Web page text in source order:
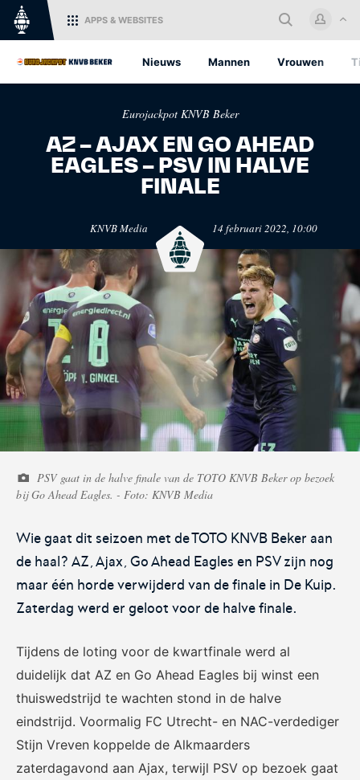
Log in met je KNVB Account of
maak een nieuw KNVB Account
aan.
Inloggen
Registreren
APPS & WEBSITES
Nieuws Mannen Vrouwen
ondersteuning van het
Nederlandse voetbal.
Het officiële kanaal van de
KNVB voor alle Oranjefans.
Voetbal.nl
Hét platform voor
amateurvoetballend
Eurojackpot KNVB
Beker
Voor het laatste nieuws,
uitslagen en programma van
Eurojackpot Vrouwen
Eredivisie
Het officiële kanaal van de
Eurojackpot Vrouwen
Eredivisie met het laatste
nieuws, programma,
KNVB Expertise
Kennis- en innovatiecentrum
voor Betaald Voetbal.
Eurojackpot KNVB Beker
AZ – AJAX EN GO AHEAD
EAGLES – PSV IN HALVE
FINALE
KNVB Media 14 februari 2022, 10:00
PSV gaat in de halve finale van de TOTO KNVB Beker op bezoek
bij Go Ahead Eagles. - Foto: KNVB Media
Wie gaat dit seizoen met de TOTO KNVB Beker aan
de haal? AZ, Ajax, Go Ahead Eagles en PSV zijn nog
maar één horde verwijderd van de finale in De Kuip.
Zaterdag werd er geloot voor de halve finale.
Tijdens de loting voor de kwartfinale werd al
duidelijk dat AZ en Go Ahead Eagles bij winst een
thuiswedstrijd te wachten stond in de halve
eindstrijd. Voormalig FC Utrecht- en NAC-verdediger
Stijn Vreven koppelde de Alkmaarders
zaterdagavond aan Ajax, terwijl PSV op bezoek gaat